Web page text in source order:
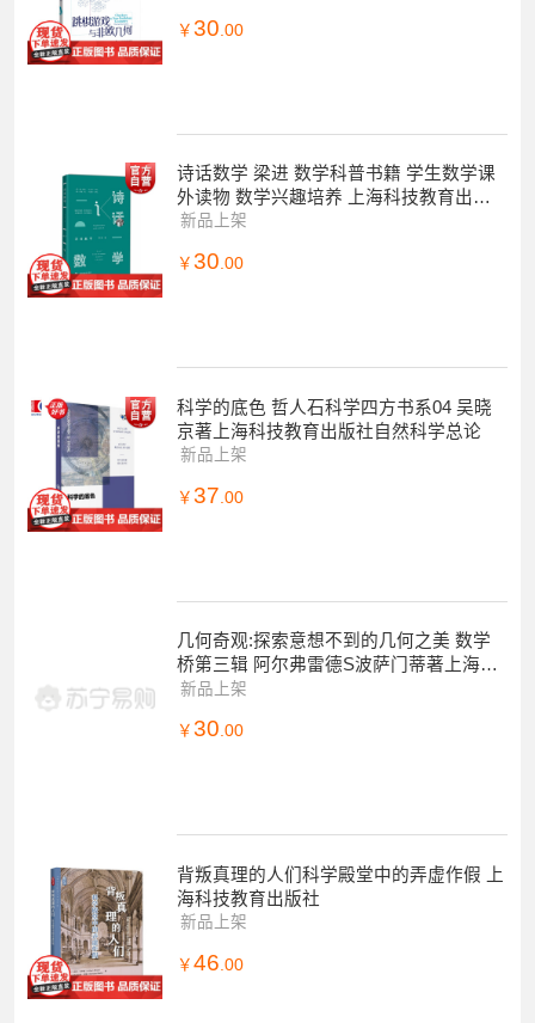
￥ 30 .00
诗话数学 梁进 数学科普书籍 学生数学课
外读物 数学兴趣培养 上海科技教育出版
社
新品上架
￥ 30.00
科学的底色 哲人石科学四方书系04 吴晓
京著上海科技教育出版社自然科学总论
新品上架
￥ 37 .00
几何奇观:探索意想不到的几何之美 数学
桥第三辑 阿尔弗雷德S波萨门蒂著上海科
技教育出版社自然科学数学丛书
新品上架
￥ 30.00
背叛真理的人们科学殿堂中的弄虚作假 上
海科技教育出版社
新品上架
￥ 46.00